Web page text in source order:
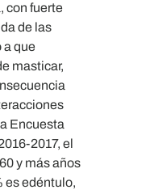
con fuerte
de las
a que
masticar,
Encuesta
2017, el
y más años
es edéntulo,